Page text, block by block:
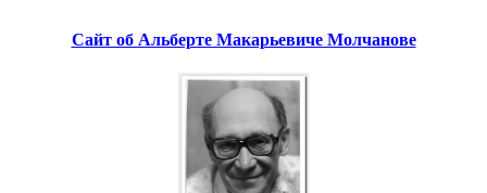
Сайт об Альберте Макарьевиче Молчанове